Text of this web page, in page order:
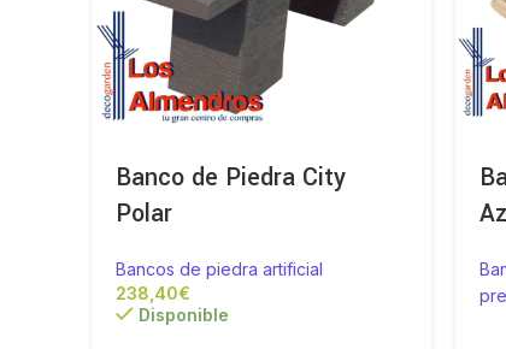
Banco de Piedra City
Polar
Bancos de piedra artificial
€
Disponible